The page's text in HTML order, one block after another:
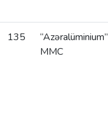
135
“Azəralüminium”
MMC